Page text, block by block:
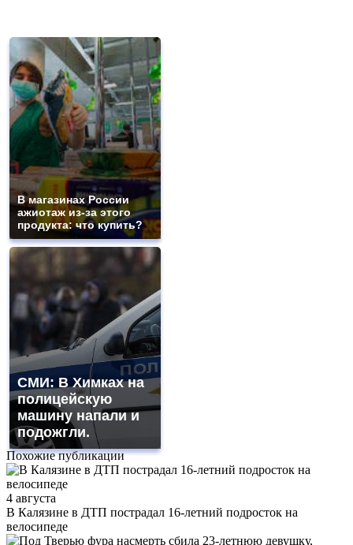
В магазинах России
ажиотаж из-за этого
продукта: что купить?
СМИ: В Химках на
полицейскую
машину напали и
подожгли.
Похожие публикации
4 августа
В Калязине в ДТП пострадал 16-летний подросток на
велосипеде